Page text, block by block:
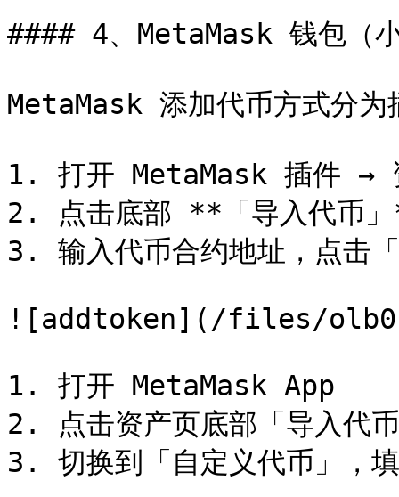
#### 4、MetaMask 钱包（
MetaMask 添加代币方式分为
1. 打开 MetaMask 插件 →
2. 点击底部 **「导入代币
3. 输入代币合约地址，点击
![addtoken](/files/
1. 打开 MetaMask App
2. 点击资产页底部「导入代
3. 切换到「自定义代币」，